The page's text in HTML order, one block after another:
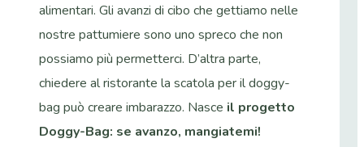
alimentari. Gli avanzi di cibo che gettiamo nelle
nostre pattumiere sono uno spreco che non
possiamo più permetterci. D’altra parte,
chiedere al ristorante la scatola per il doggy-
bag può creare imbarazzo. Nasce il progetto
Doggy-Bag: se avanzo, mangiatemi!